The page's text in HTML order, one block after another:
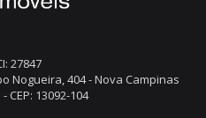
27847
Nogueira, 404 - Nova Campinas
CEP: 13092-104